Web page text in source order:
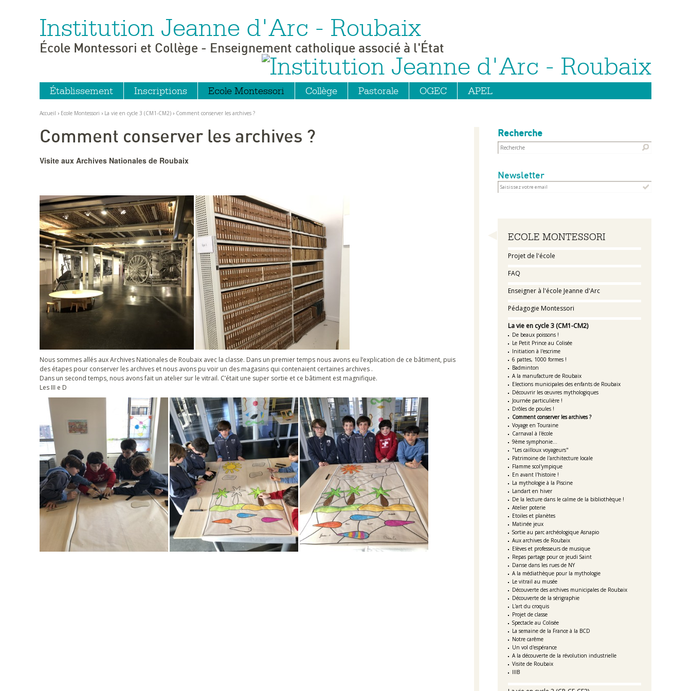
Aller
Aller
à
Outils
personnels
Institution Jeanne d'Arc - Roubaix
École Montessori et Collège - Enseignement catholique associé à l'État
Établissement Inscriptions Ecole Montessori Collège Pastorale OGEC APEL
Accueil › Ecole Montessori › La vie en cycle 3 (CM1-CM2) › Comment conserver les archives ?
Recherche
Newsletter
Navigation
ECOLE MONTESSORI
Projet de l'école
FAQ
Enseigner à l'école Jeanne d'Arc
Pédagogie Montessori
La vie en cycle 3 (CM1-CM2)
De beaux poissons !
Le Petit Prince au Colisée
Initiation à l'escrime
6 pattes, 1000 formes !
Badminton
A la manufacture de Roubaix
Elections municipales des enfants de Roubaix
Découvrir les œuvres mythologiques
Journée particulière !
Drôles de poules !
Comment conserver les archives ?
Voyage en Touraine
Carnaval à l'école
9ème symphonie...
"Les cailloux voyageurs"
Patrimoine de l'architecture locale
Flamme scol'ympique
En avant l'histoire !
La mythologie à la Piscine
Landart en hiver
De la lecture dans le calme de la bibliothèque !
Atelier poterie
Etoiles et planètes
Matinée jeux
Sortie au parc archéologique Asnapio
Aux archives de Roubaix
Elèves et professeurs de musique
Repas partage pour ce jeudi Saint
Danse dans les rues de NY
A la médiathèque pour la mythologie
Le vitrail au musée
Découverte des archives municipales de Roubaix
Découverte de la sérigraphie
L'art du croquis
Projet de classe
Spectacle au Colisée
La semaine de la France à la BCD
Notre carême
Un vol d'espérance
A la découverte de la révolution industrielle
Visite de Roubaix
IIIB
Comment conserver les archives ?
Visite aux Archives Nationales de Roubaix
Nous sommes allés aux Archives Nationales de Roubaix avec la classe. Dans un premier temps nous avons eu l’explication de ce bâtiment, puis
des étapes pour conserver les archives et nous avons pu voir un des magasins qui contenaient certaines archives .
Dans un second temps, nous avons fait un atelier sur le vitrail. C’était une super sortie et ce bâtiment est magnifique.
Les III e D